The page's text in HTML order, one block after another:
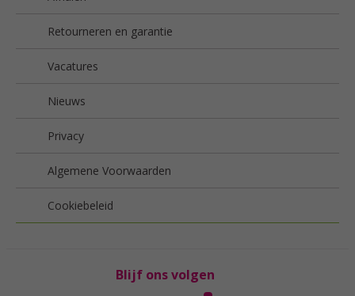
Retourneren en garantie
Vacatures
Nieuws
Privacy
Algemene Voorwaarden
Cookiebeleid
Blijf ons volgen